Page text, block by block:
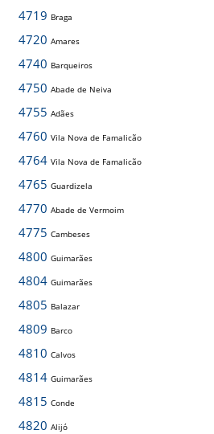
4719 Braga
4720 Amares
4740 Barqueiros
4750 Abade de Neiva
4755 Adães
4760 Vila Nova de Famalicão
4764 Vila Nova de Famalicão
4765 Guardizela
4770 Abade de Vermoim
4775 Cambeses
4800 Guimarães
4804 Guimarães
4805 Balazar
4809 Barco
4810 Calvos
4814 Guimarães
4815 Conde
4820 Alijó